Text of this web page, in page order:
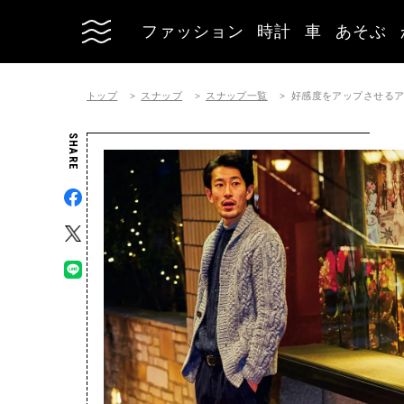
ファッション 時計 車 あそぶ
トップ スナップ スナップ一覧 好感度をアップさせる
SHARE